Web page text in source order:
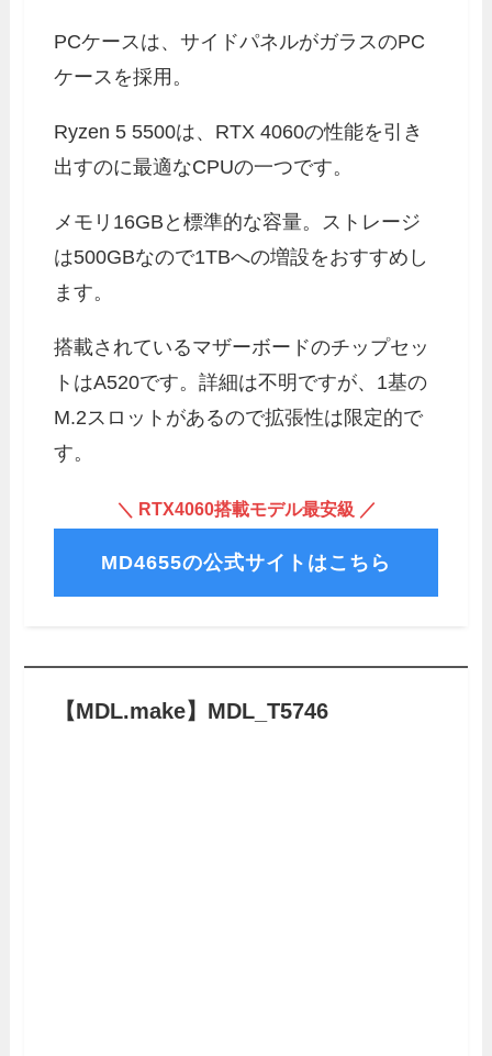
PCケースは、サイドパネルがガラスのPC
ケースを採用。
Ryzen 5 5500は、RTX 4060の性能を引き
出すのに最適なCPUの一つです。
メモリ16GBと標準的な容量。ストレージ
は500GBなので1TBへの増設をおすすめし
ます。
搭載されているマザーボードのチップセッ
トはA520です。詳細は不明ですが、1基の
M.2スロットがあるので拡張性は限定的で
す。
＼ RTX4060搭載モデル最安級 ／
MD4655の公式サイトはこちら
【MDL.make】MDL_T5746